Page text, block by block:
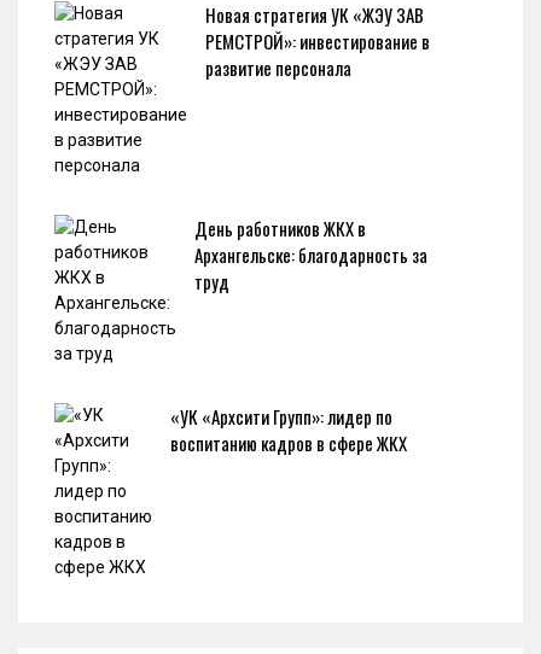
Новая стратегия УК «ЖЭУ ЗАВ
РЕМСТРОЙ»: инвестирование в
развитие персонала
День работников ЖКХ в
Архангельске: благодарность за
труд
«УК «Архсити Групп»: лидер по
воспитанию кадров в сфере ЖКХ